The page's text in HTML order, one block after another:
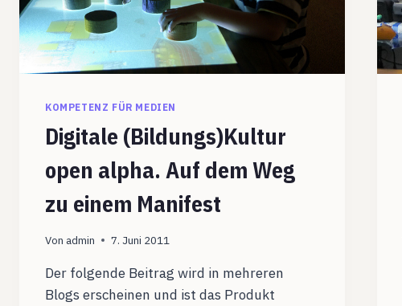
KOMPETENZ FÜR MEDIEN
Digitale (Bildungs)Kultur
open alpha. Auf dem Weg
zu einem Manifest
Von admin 7. Juni 2011
Der folgende Beitrag wird in mehreren
Blogs erscheinen und ist das Produkt